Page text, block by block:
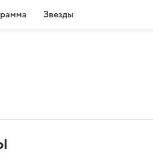
Звезды